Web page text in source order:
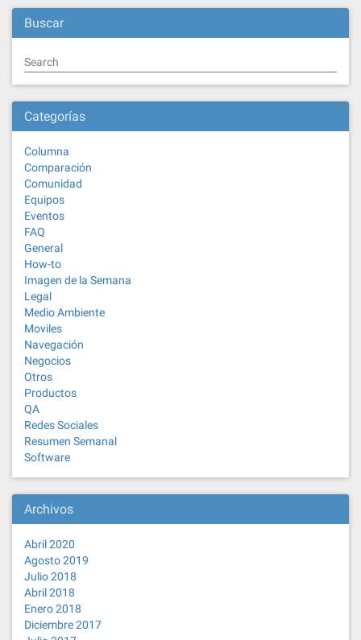
Buscar
Search
Categorías
Columna
Comparación
Comunidad
Equipos
Eventos
FAQ
General
How-to
Imagen de la Semana
Legal
Medio Ambiente
Moviles
Navegación
Negocios
Otros
Productos
QA
Redes Sociales
Resumen Semanal
Software
Archivos
Abril 2020
Agosto 2019
Julio 2018
Abril 2018
Enero 2018
Diciembre 2017